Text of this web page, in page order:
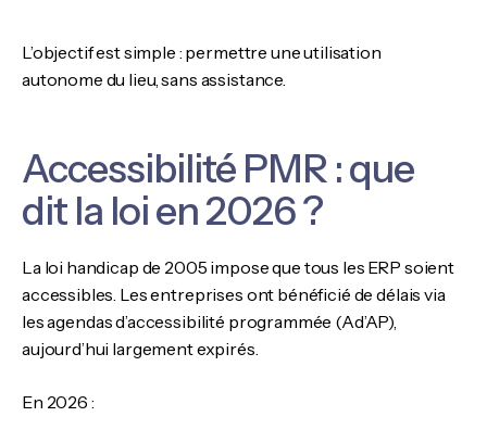
L’objectif est simple : permettre une utilisation
autonome du lieu, sans assistance.
Accessibilité PMR : que
dit la loi en 2026 ?
La loi handicap de 2005 impose que tous les ERP soient
accessibles. Les entreprises ont bénéficié de délais via
les agendas d’accessibilité programmée (Ad’AP),
aujourd’hui largement expirés.
En 2026 :